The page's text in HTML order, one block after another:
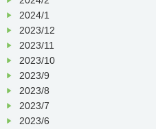
2024/1
2023/12
2023/11
2023/10
2023/9
2023/8
2023/7
2023/6